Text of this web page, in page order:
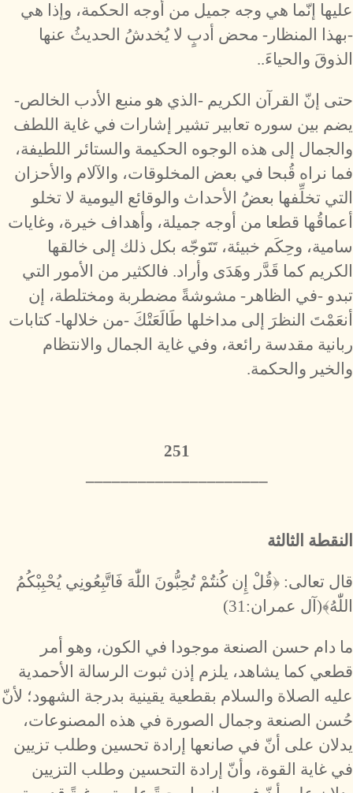
عليها إنّما هي وجه جميل من أوجه الحكمة، وإذا هي
-بهذا المنظار- محض أدبٍ لا يُخدشُ الحديثُ عنها
الذوقَ والحياءَ..
حتى إنّ القرآن الكريم -الذي هو منبع الأدب الخالص-
يضم بين سوره تعابير تشير إشارات في غاية اللطف
والجمال إلى هذه الوجوه الحكيمة والستائر اللطيفة،
فما نراه قُبحا في بعض المخلوقات، والآلام والأحزان
التي تخلِّفها بعضُ الأحداث والوقائع اليومية لا تخلو
أعماقُها قطعا من أوجه جميلة، وأهداف خيرة، وغايات
سامية، وحِكَم خبيئة، تَتَوجّه بكل ذلك إلى خالقها
الكريم كما قَدَّر وهَدَى وأراد. فالكثير من الأمور التي
تبدو -في الظاهر- مشوشةً مضطربة ومختلطة، إن
أنعَمْتَ النظرَ إلى مداخلها طَالَعَتْكَ -من خلالها- كتابات
ربانية مقدسة رائعة، وفي غاية الجمال والانتظام
والخير والحكمة.
251
النقطة الثالثة
قال تعالى: ﴿قُلْ إِن كُنتُمْ تُحِبُّونَ اللّٰهَ فَاتَّبِعُونِي يُحْبِبْكُمُ
اللّٰهُ﴾(آل عمران:31)
ما دام حسن الصنعة موجودا في الكون، وهو أمر
قطعي كما يشاهد، يلزم إذن ثبوت الرسالة الأحمدية
عليه الصلاة والسلام بقطعية يقينية بدرجة الشهود؛ لأنّ
حُسن الصنعة وجمال الصورة في هذه المصنوعات،
يدلان على أنّ في صانعها إرادة تحسين وطلب تزيين
في غاية القوة، وأنّ إرادة التحسين وطلب التزيين